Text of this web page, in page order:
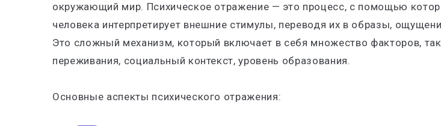
окружающий мир. Психическое отражение — это процесс, с помощью
человека интерпретирует внешние стимулы, переводя их в образы,
Это сложный механизм, который включает в себя множество факторов,
переживания, социальный контекст, уровень образования.
Основные аспекты психического отражения: